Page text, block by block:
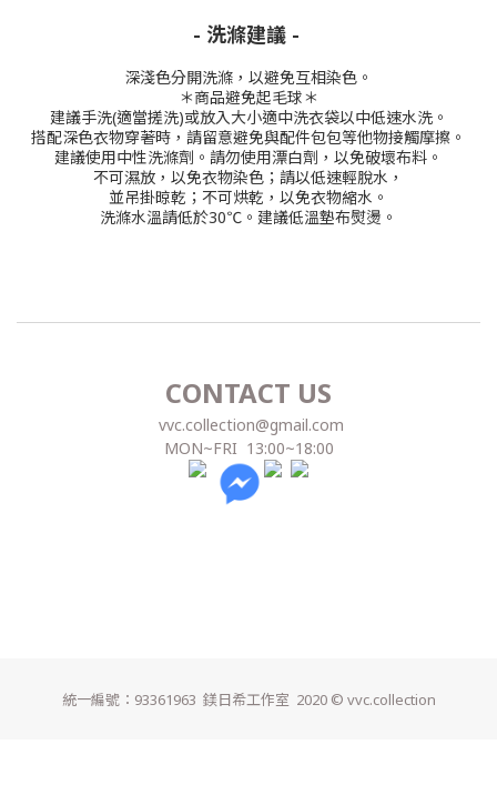
- 洗滌建議 -
深淺色分開洗滌，以避免互相染色。
＊商品避免起毛球＊
建議手洗(適當搓洗)或放入大小適中洗衣袋以中低速水洗。
搭配深色衣物穿著時，請留意避免與配件包包等他物接觸摩擦。
建議使用中性洗滌劑。 請勿使用漂白劑，以免破壞布料。
不可濕放，以免衣物染色；請以低速輕脫水，
並吊掛晾乾；不可烘乾，以免衣物縮水。
洗滌水溫請低於30℃。 建議低溫墊布熨燙。
CONTACT US
vvc.collection@gmail.com
MON~FRI 13:00~18:00
統一編號：93361963 鎂日希工作室 2020 © vvc.collection